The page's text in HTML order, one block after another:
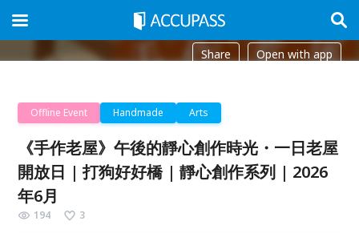
Share Open with app
Offline Event Handmade Arts
《手作老屋》午後的靜心創作時光・一日老屋
開放日 | 打狗好好橋 | 靜心創作系列 | 2026
年6月
194 3